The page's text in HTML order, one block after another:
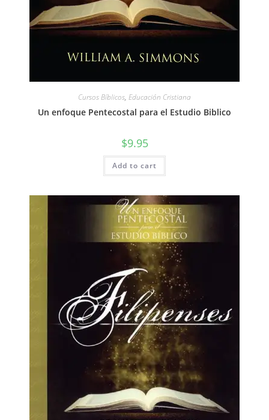
Cursos Bíblicos, Educación Cristiana
Un enfoque Pentecostal para el Estudio Biblico
$9.95
Add to cart